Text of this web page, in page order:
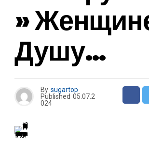
»
Душу…
By sugartop
Published 05.07.2
024